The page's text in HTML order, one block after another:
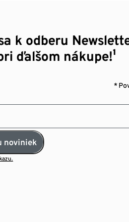
k odberu
ďalšom nákupe!¹
*
noviniek